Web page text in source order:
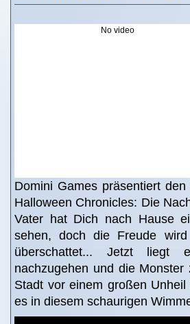
No video
Domini Games präsentiert
Halloween Chronicles: Die
Vater hat Dich nach Hause
sehen, doch die Freude
überschattet... Jetzt liegt
nachzugehen und die
Stadt vor einem großen
es in diesem schaurigen